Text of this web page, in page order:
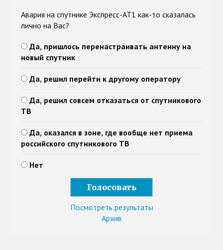
Авария на спутнике Экспресс-АТ1 как-то сказалась
лично на Вас?
Да, пришлось перенастраивать антенну на
новый спутник
Да, решил перейти к другому оператору
Да, решил совсем отказаться от спутникового
ТВ
Да, оказался в зоне, где вообще нет приема
российского спутникового ТВ
Нет
Посмотреть результаты
Архив